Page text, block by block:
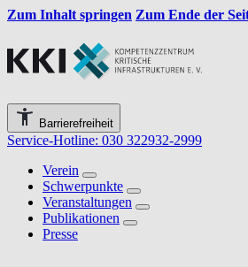
Zum Inhalt springen Zum Ende der
Barrierefreiheit
Service-Hotline: 030 322932-2999
Verein
Schwerpunkte
Veranstaltungen
Publikationen
Presse